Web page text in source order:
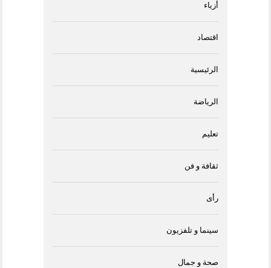
أزياء
اقتصاد
الرئيسية
الرياضة
تعليم
ثقافة و فن
رأى
سينما و تلفزيون
صحة و جمال